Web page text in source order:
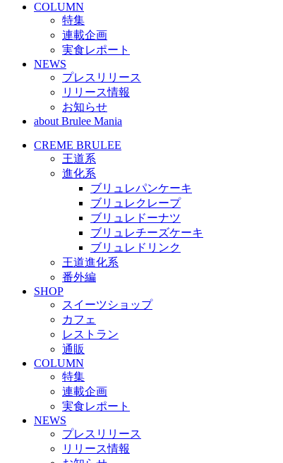
COLUMN
特集
連載企画
実食レポート
NEWS
プレスリリース
リリース情報
お知らせ
about Brulee Mania
CREME BRULEE
王道系
進化系
ブリュレパンケーキ
ブリュレクレープ
ブリュレドーナツ
ブリュレチーズケーキ
ブリュレドリンク
王道進化系
番外編
SHOP
スイーツショップ
カフェ
レストラン
通販
COLUMN
特集
連載企画
実食レポート
NEWS
プレスリリース
リリース情報